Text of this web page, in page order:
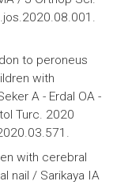
to peroneus
with
A - Erdal OA -
Turc. 2020
with cerebral
nail / Sarikaya IA